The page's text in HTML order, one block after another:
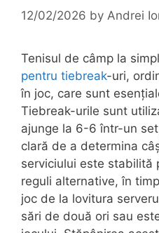
12/02/2026 by Andrei
Tenisul de câmp la
pentru tiebreak-uri,
în joc, care sunt
Tiebreak-urile sunt
ajunge la 6-6 într-un
clară de a determina
serviciului este stabilită
reguli alternative, în
joc de la lovitura
sări de două ori sau